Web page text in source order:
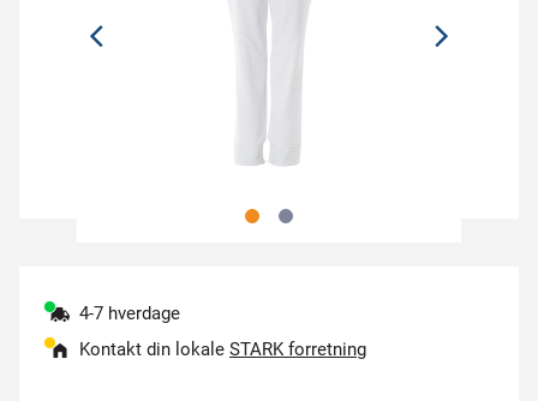
4-7 hverdage
Kontakt din lokale STARK forretning